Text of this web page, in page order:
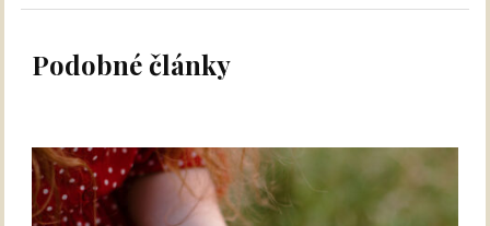
Podobné články